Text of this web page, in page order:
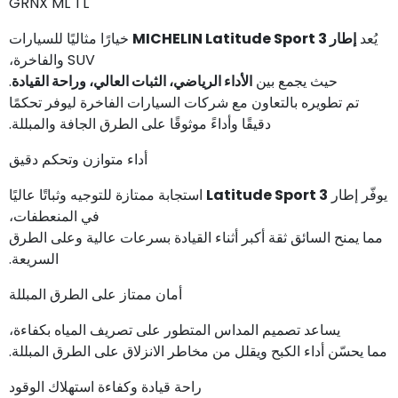
يُعد إطار MICHELIN Latitude Sport 3
خيارًا مثاليًا للسيارات
SUV والفاخرة،
حيث يجمع بين الأداء الرياضي، الثبات العالي، وراحة القيادة.
تم تطويره بالتعاون مع شركات السيارات الفاخرة ليوفر تحكمًا
دقيقًا وأداءً موثوقًا على الطرق الجافة والمبللة.
أداء متوازن وتحكم دقيق
يوفّر إطار Latitude Sport 3 استجابة ممتازة للتوجيه وثباتًا عاليًا
في المنعطفات،
مما يمنح السائق ثقة أكبر أثناء القيادة بسرعات عالية وعلى الطرق
السريعة.
أمان ممتاز على الطرق المبللة
يساعد تصميم المداس المتطور على تصريف المياه بكفاءة،
مما يحسّن أداء الكبح ويقلل من مخاطر الانزلاق على الطرق المبللة.
راحة قيادة وكفاءة استهلاك الوقود